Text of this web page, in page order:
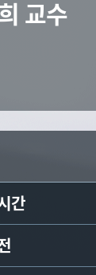
교수
간